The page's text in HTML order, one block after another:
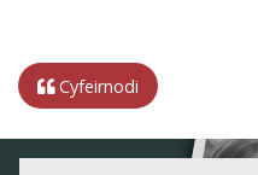
Cyfeirnodi